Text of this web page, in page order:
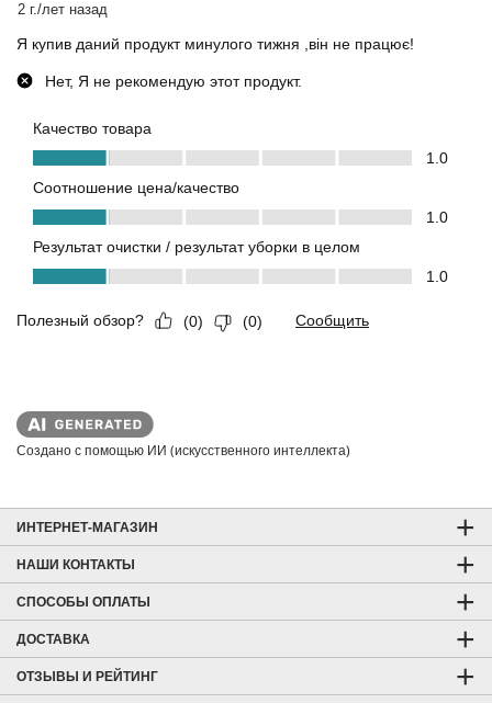
Создано с помощью ИИ (искусственного интеллекта)
ИНТЕРНЕТ-МАГАЗИН
НАШИ КОНТАКТЫ
СПОСОБЫ ОПЛАТЫ
ДОСТАВКА
ОТЗЫВЫ И РЕЙТИНГ